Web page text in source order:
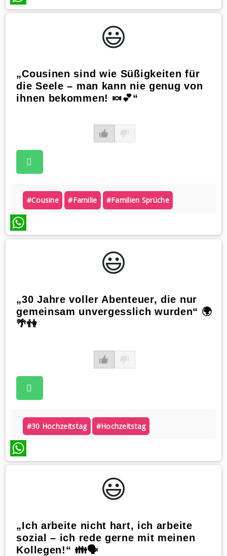
WhatsApp
😃️
„Cousinen sind wie Süßigkeiten für
die Seele – man kann nie genug von
ihnen bekommen! 🍬💕“
#cousine #familie #familien Sprüche
WhatsApp
😃️
„30 Jahre voller Abenteuer, die nur
gemeinsam unvergesslich wurden“ 🌍
🌴👫
#30 Hochzeitstag #hochzeitstag
WhatsApp
😃️
„Ich arbeite nicht hart, ich arbeite
sozial – ich rede gerne mit meinen
Kollegen!“ 👪🗣️